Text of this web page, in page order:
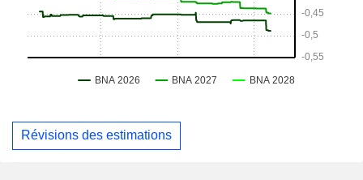
Révisions des estimations